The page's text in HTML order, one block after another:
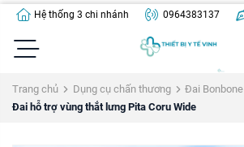
Hệ thống 3 chi nhánh 0964383137
Trang chủ Dụng cụ chấn thương
Đai Bonbone
Đai hỗ trợ vùng thắt lưng Pita Coru Wide